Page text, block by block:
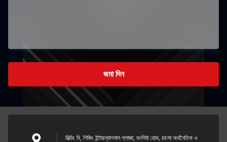
জমা দিন
বিল্ডিং বি, শিজিং ইন্টারন্যাশনাল প্লাজা, ডংলিউ রোড, চাংসা অর্থনৈতিক ও